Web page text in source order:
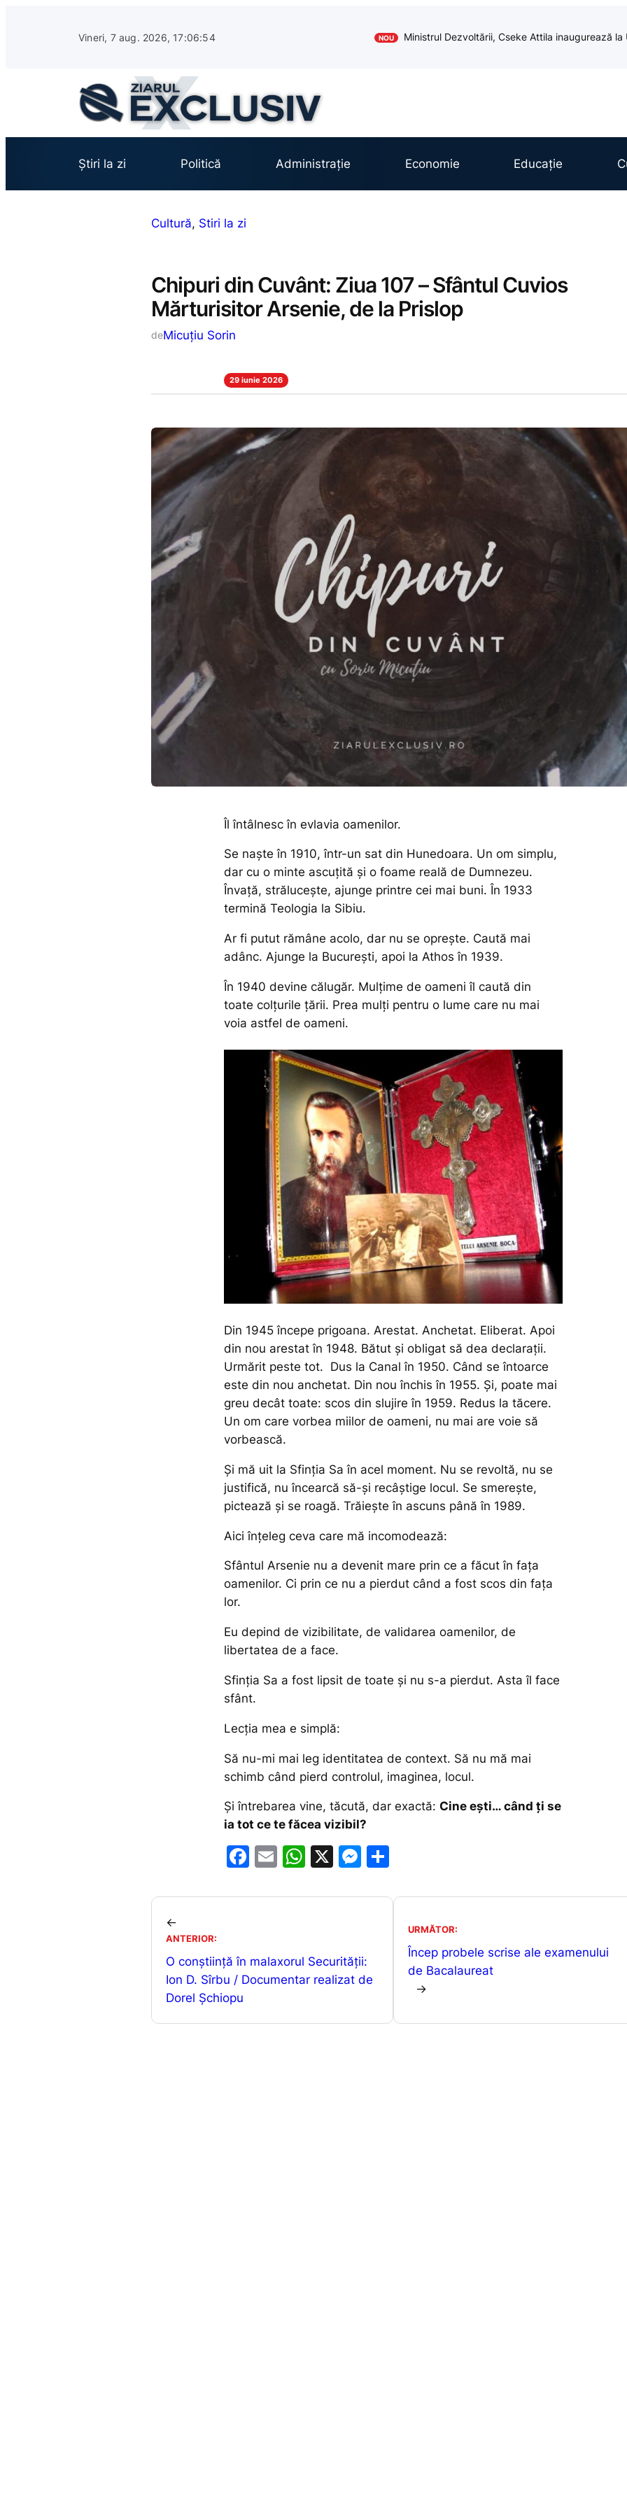
Vineri, 7 aug. 2026, 17:06:55 NOU Ministrul Dezvoltării, Cseke Attila inaugurează
Știri la zi Politică Administrație Economie Educație
Cultură, Stiri la zi
Chipuri din Cuvânt: Ziua 107 – Sfântul Cuvios
Mărturisitor Arsenie, de la Prislop
deMicuțiu Sorin
29 iunie 2026
Îl întâlnesc în evlavia oamenilor.
Se naște în 1910, într-un sat din Hunedoara. Un om simplu,
dar cu o minte ascuțită și o foame reală de Dumnezeu.
Învață, strălucește, ajunge printre cei mai buni. În 1933
termină Teologia la Sibiu.
Ar fi putut rămâne acolo, dar nu se oprește. Caută mai
adânc. Ajunge la București, apoi la Athos în 1939.
În 1940 devine călugăr. Mulțime de oameni îl caută din
toate colțurile țării. Prea mulți pentru o lume care nu mai
voia astfel de oameni.
Din 1945 începe prigoana. Arestat. Anchetat. Eliberat. Apoi
din nou arestat în 1948. Bătut și obligat să dea declarații.
Urmărit peste tot. Dus la Canal în 1950. Când se întoarce
este din nou anchetat. Din nou închis în 1955. Și, poate mai
greu decât toate: scos din slujire în 1959. Redus la tăcere.
Un om care vorbea miilor de oameni, nu mai are voie să
vorbească.
Și mă uit la Sfinția Sa în acel moment. Nu se revoltă, nu se
justifică, nu încearcă să-și recâștige locul. Se smerește,
pictează și se roagă. Trăiește în ascuns până în 1989.
Aici înțeleg ceva care mă incomodează:
Sfântul Arsenie nu a devenit mare prin ce a făcut în fața
oamenilor. Ci prin ce nu a pierdut când a fost scos din fața
lor.
Eu depind de vizibilitate, de validarea oamenilor, de
libertatea de a face.
Sfinția Sa a fost lipsit de toate și nu s-a pierdut. Asta îl face
sfânt.
Lecția mea e simplă:
Să nu-mi mai leg identitatea de context. Să nu mă mai
schimb când pierd controlul, imaginea, locul.
Și întrebarea vine, tăcută, dar exactă: Cine ești… când ți se
ia tot ce te făcea vizibil?
F
c
o
o
E
ai
W
at
p
p
X
M
s
n
g
ta
←
ANTERIOR:
O conștiință în malaxorul Securității:
Ion D. Sîrbu / Documentar realizat de
Dorel Șchiopu
URMĂTOR:
Încep probele scrise ale examenului
de Bacalaureat
→